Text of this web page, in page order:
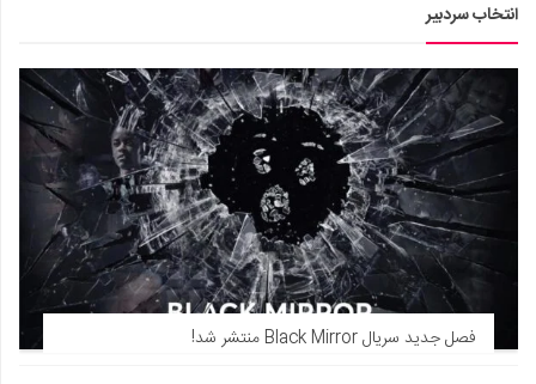
انتخاب سردبیر
فصل جدید سریال Black Mirror منتشر شد!